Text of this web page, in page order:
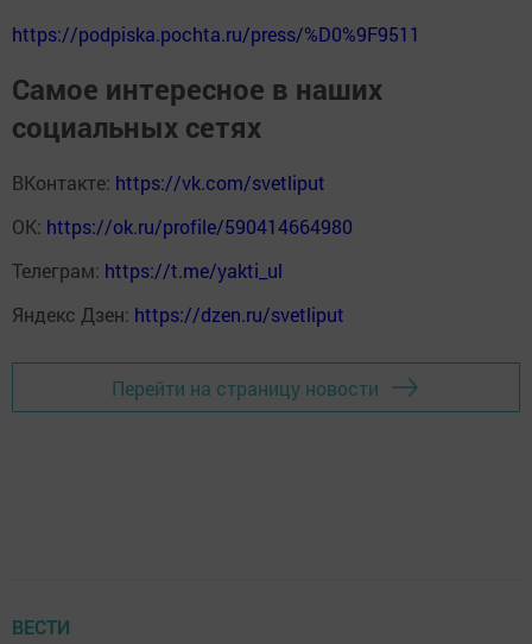
https://podpiska.pochta.ru/press/%D0%9F9511
Самое интересное в наших
социальных сетях
ВКонтакте: https://vk.com/svetliput
ОК: https://ok.ru/profile/590414664980
Телеграм: https://t.me/yakti_ul
Яндекс Дзен: https://dzen.ru/svetliput
Перейти на страницу новости
ВЕСТИ